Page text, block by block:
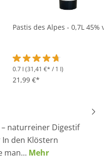
4.5 von 5 Sternen
Pastis des Alpes - 0,7L 45% vol
Durchschnittliche
0.7 l (31,41 €* / 1 l)
21,99 €*
naturreiner Digestif
den Klöstern
man… Mehr